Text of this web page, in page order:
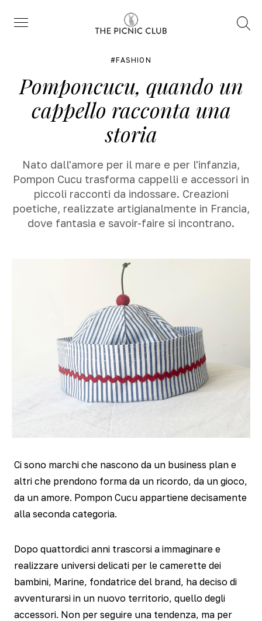
Menu
Trova
FASHION
Pomponcucu, quando un
cappello racconta una
storia
Nato dall'amore per il mare e per l'infanzia,
Pompon Cucu trasforma cappelli e accessori in
piccoli racconti da indossare. Creazioni
poetiche, realizzate artigianalmente in Francia,
dove fantasia e savoir-faire si incontrano.
Ci sono marchi che nascono da un business plan e
altri che prendono forma da un ricordo, da un gioco,
da un amore. Pompon Cucu appartiene decisamente
alla seconda categoria.
Dopo quattordici anni trascorsi a immaginare e
realizzare universi delicati per le camerette dei
bambini, Marine, fondatrice del brand, ha deciso di
avventurarsi in un nuovo territorio, quello degli
accessori. Non per seguire una tendenza, ma per